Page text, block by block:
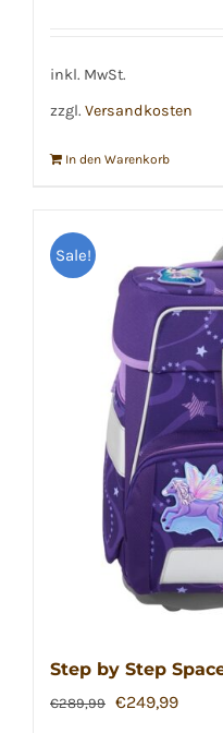
€289,99
inkl. MwSt.
zzgl. Versandkosten
In den Warenkorb
Sale!
Step by Step
€289,99 Ursprünglicher
€249,99